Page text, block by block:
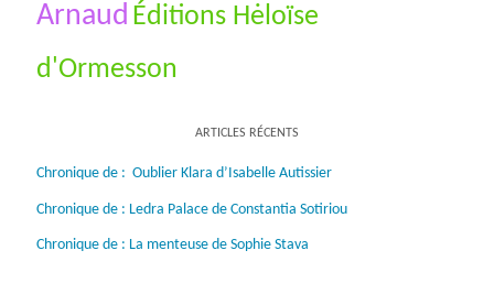
Arnaud Éditions Hėloïse
d'Ormesson
ARTICLES RÉCENTS
Chronique de : Oublier Klara d’Isabelle Autissier
Chronique de : Ledra Palace de Constantia Sotiriou
Chronique de : La menteuse de Sophie Stava